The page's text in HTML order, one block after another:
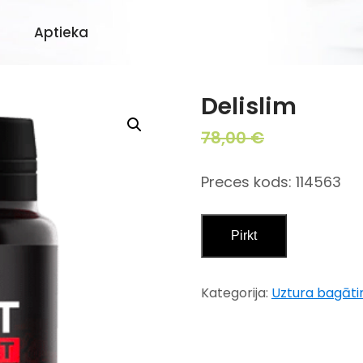
Aptieka
Delislim
78,00€
was:
is:
Preces kods: 114563
Pirkt
Kategorija: Uztura